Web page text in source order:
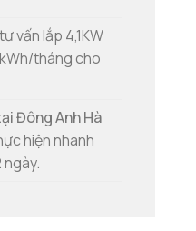
vấn lắp 4,1KW
tháng cho
Đông Anh Hà
hiện nhanh